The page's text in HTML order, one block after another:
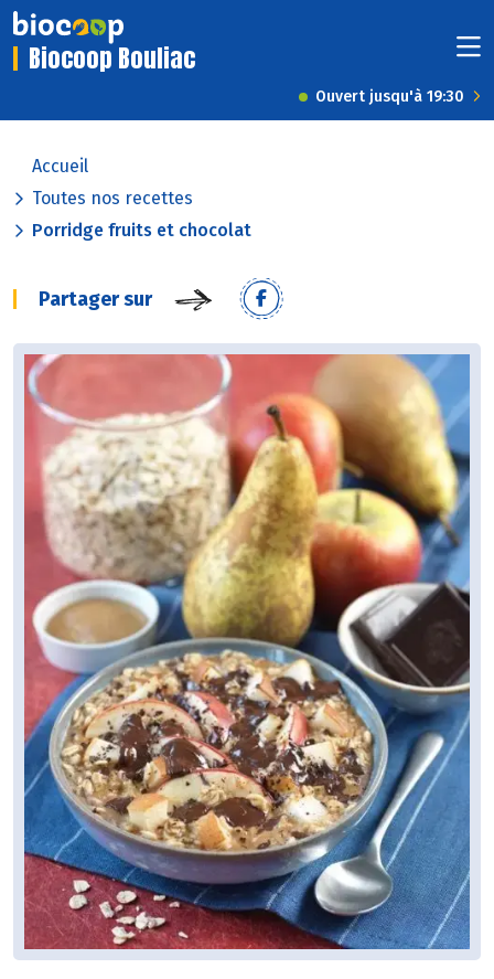
Biocoop Bouliac
Ouvert jusqu'à 19:30
Accueil
Toutes nos recettes
Porridge fruits et chocolat
Partager sur